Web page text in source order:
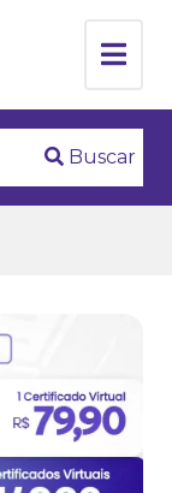
Buscar